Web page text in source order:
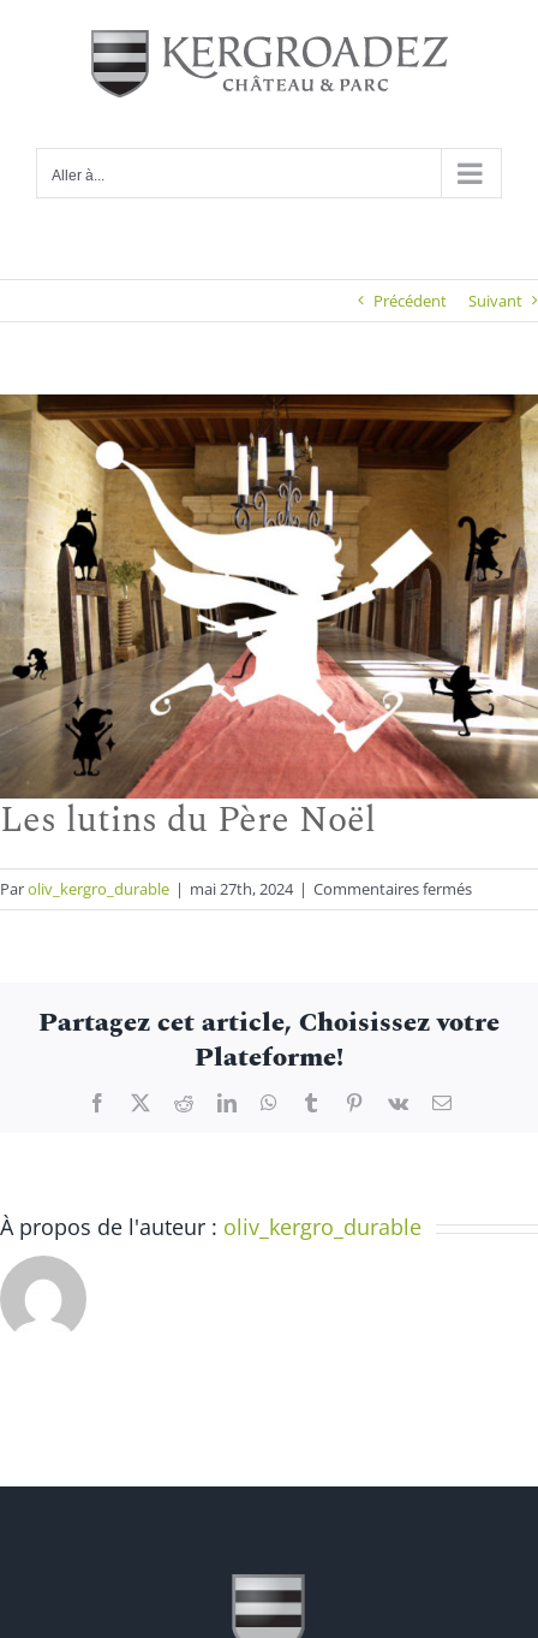
Aller à...
Précédent Suivant
Voir
l'image
agrandie
Les lutins du Père Noël
Paroliv_kergro_durable | mai 27th, 2024 | Commentaires ferméssur
Les
Noël
Partagez cet article, Choisissez votre
Plateforme!
Facebook
X RedditLinkedInWhatsApp
TumblrPinterest
Vk Email
À propos de l'auteur : oliv_kergro_durable